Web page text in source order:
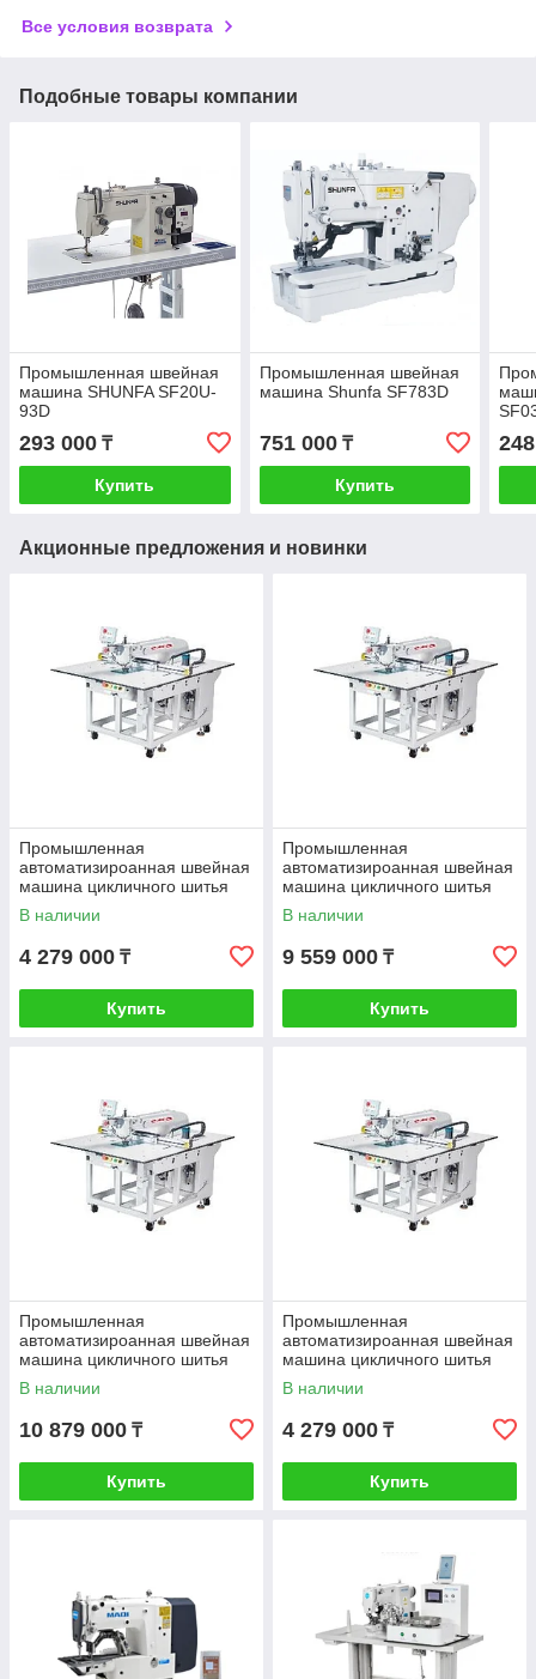
Все условия возврата
Подобные товары компании
Промышленная швейная
машина SHUNFA SF20U-
93D
293 000 ₸
Купить
Промышленная швейная
машина Shunfa SF783D
751 000₸
Купить
Акционные предложения и новинки
Промышленная
автоматизироанная швейная
машина цикличного шитья
JUITA JTK8F-900AJ
В наличии
4 279 000 ₸
Купить
Промышленная
автоматизироанная швейная
машина цикличного шитья
JUITA JTK8F-8045ASJ
В наличии
9 559 000 ₸
Купить
Промышленная
автоматизироанная швейная
машина цикличного шитья
JUITA JTK8T-8037ASJ
В наличии
10 879 000 ₸
Купить
Промышленная
автоматизироанная швейная
машина цикличного шитья
JUITA JTK8T-8037AS
В наличии
4 279 000 ₸
Купить